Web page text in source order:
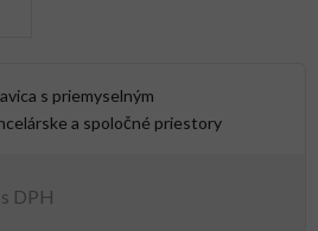
s priemyselným
a spoločné priestory